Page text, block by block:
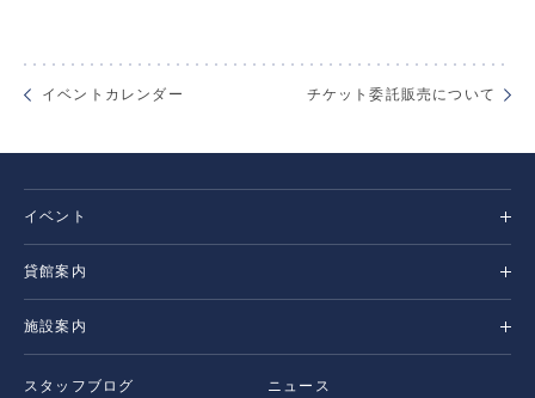
イベントカレンダー チケット委託販売について
イベント
貸館案内
施設案内
スタッフブログ ニュース